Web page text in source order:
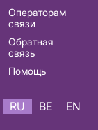
Операторам
связи
Обратная
связь
Помощь
RU BE EN